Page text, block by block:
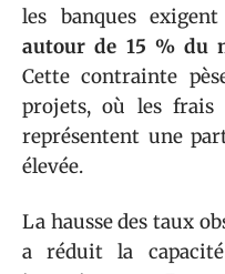
les banques
autour de 15 % du
Cette contrainte
projets, où les
représentent une
élevée.
La hausse des taux
a réduit la capacité